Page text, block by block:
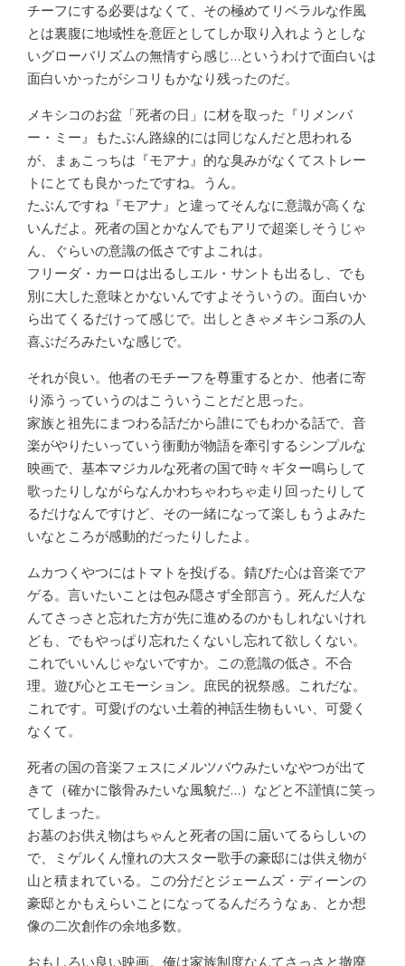
チーフにする必要はなくて、その極めてリベラルな作風
とは裏腹に地域性を意匠としてしか取り入れようとしな
いグローバリズムの無情すら感じ…というわけで面白いは
面白いかったがシコリもかなり残ったのだ。
メキシコのお盆「死者の日」に材を取った『リメンバ
ー・ミー』もたぶん路線的には同じなんだと思われる
が、まぁこっちは『モアナ』的な臭みがなくてストレー
トにとても良かったですね。うん。
たぶんですね『モアナ』と違ってそんなに意識が高くな
いんだよ。死者の国とかなんでもアリで超楽しそうじゃ
ん、ぐらいの意識の低さですよこれは。
フリーダ・カーロは出るしエル・サントも出るし、でも
別に大した意味とかないんですよそういうの。面白いか
ら出てくるだけって感じで。出しときゃメキシコ系の人
喜ぶだろみたいな感じで。
それが良い。他者のモチーフを尊重するとか、他者に寄
り添うっていうのはこういうことだと思った。
家族と祖先にまつわる話だから誰にでもわかる話で、音
楽がやりたいっていう衝動が物語を牽引するシンプルな
映画で、基本マジカルな死者の国で時々ギター鳴らして
歌ったりしながらなんかわちゃわちゃ走り回ったりして
るだけなんですけど、その一緒になって楽しもうよみた
いなところが感動的だったりしたよ。
ムカつくやつにはトマトを投げる。錆びた心は音楽でア
ゲる。言いたいことは包み隠さず全部言う。死んだ人な
んてさっさと忘れた方が先に進めるのかもしれないけれ
ども、でもやっぱり忘れたくないし忘れて欲しくない。
これでいいんじゃないですか。この意識の低さ。不合
理。遊び心とエモーション。庶民的祝祭感。これだな。
これです。可愛げのない土着的神話生物もいい、可愛く
なくて。
死者の国の音楽フェスにメルツバウみたいなやつが出て
きて（確かに骸骨みたいな風貌だ…）などと不謹慎に笑っ
てしまった。
お墓のお供え物はちゃんと死者の国に届いてるらしいの
で、ミゲルくん憧れの大スター歌手の豪邸には供え物が
山と積まれている。この分だとジェームズ・ディーンの
豪邸とかもえらいことになってるんだろうなぁ、とか想
像の二次創作の余地多数。
おもしろい良い映画。俺は家族制度なんてさっさと撤廃